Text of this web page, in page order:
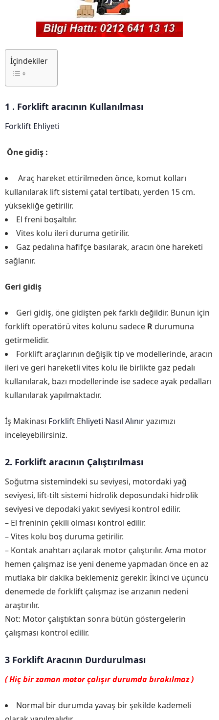
İçindekiler
1 . Forklift aracının Kullanılması
Forklift Ehliyeti
Öne gidiş :
Araç hareket ettirilmeden önce, komut kolları
kullanılarak lift sistemi çatal tertibatı, yerden 15 cm.
yüksekliğe getirilir.
El freni boşaltılır.
Vites kolu ileri duruma getirilir.
Gaz pedalına hafifçe basılarak, aracın öne hareketi
sağlanır.
Geri gidiş
Geri gidiş, öne gidişten pek farklı değildir. Bunun için
forklift operatörü vites kolunu sadece R durumuna
getirmelidir.
Forklift araçlarının değişik tip ve modellerinde, aracın
ileri ve geri hareketli vites kolu ile birlikte gaz pedalı
kullanılarak, bazı modellerinde ise sadece ayak pedalları
kullanılarak yapılmaktadır.
İş Makinası Forklift Ehliyeti Nasıl Alınıryazımızı
inceleyebilirsiniz.
2. Forklift aracının Çalıştırılması
Soğutma sistemindeki su seviyesi, motordaki yağ
seviyesi, lift-tilt sistemi hidrolik deposundaki hidrolik
seviyesi ve depodaki yakıt seviyesi kontrol edilir.
– El freninin çekili olması kontrol edilir.
– Vites kolu boş duruma getirilir.
– Kontak anahtarı açılarak motor çalıştırılır. Ama motor
hemen çalışmaz ise yeni deneme yapmadan önce en az
mutlaka bir dakika beklemeniz gerekir. İkinci ve üçüncü
denemede de forklift çalışmaz ise arızanın nedeni
araştırılır.
Not: Motor çalıştıktan sonra bütün göstergelerin
çalışması kontrol edilir.
3 Forklift Aracının Durdurulması
( Hiç bir zaman motor çalışır durumda bırakılmaz )
Normal bir durumda yavaş bir şekilde kademeli